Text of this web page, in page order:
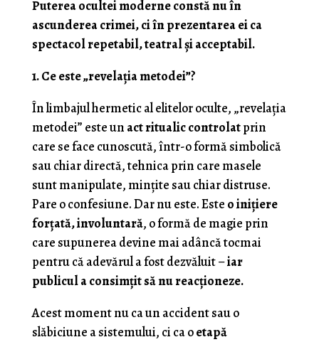
Puterea ocultei moderne constă nu în
ascunderea crimei, ci în prezentarea ei ca
spectacol repetabil, teatral și acceptabil.
1. Ce este „revelația metodei”?
În limbajul hermetic al elitelor oculte, „revelația
metodei” este un act ritualic controlatprin
care se face cunoscută, într-o formă simbolică
sau chiar directă, tehnica prin care masele
sunt manipulate, mințite sau chiar distruse.
Pare o confesiune. Dar nu este. Este o inițiere
forțată, involuntară, o formă de magie prin
care supunerea devine mai adâncă tocmai
pentru că adevărul a fost dezvăluit –iar
publicul a consimțit să nu reacționeze.
Acest moment nu ca un accident sau o
slăbiciune a sistemului, ci ca oetapă